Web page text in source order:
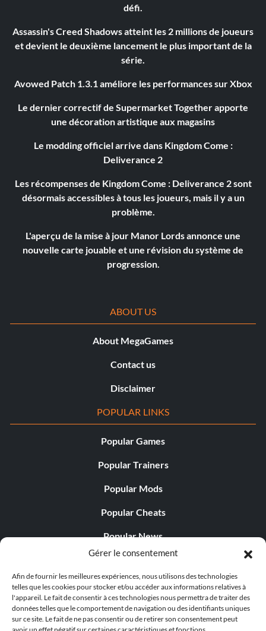
Gérer le consentement
Afin de fournir les meilleures expériences, nous utilisons des technologies
telles que les cookies pour stocker et/ou accéder aux informations relatives à
l'appareil. Le fait de consentir à ces technologies nous permettra de traiter des
données telles que le comportement de navigation ou des identifiants uniques
sur ce site. Le fait de ne pas consentir ou de retirer son consentement peut
défi.
Assassin's Creed Shadows atteint les 2 millions de joueurs
et devient le deuxième lancement le plus important de la
série.
Avowed Patch 1.3.1 améliore les performances sur Xbox
Le dernier correctif de Supermarket Together apporte
une décoration artistique aux magasins
Le modding officiel arrive dans Kingdom Come :
Deliverance 2
Les récompenses de Kingdom Come : Deliverance 2 sont
désormais accessibles à tous les joueurs, mais il y a un
problème.
L'aperçu de la mise à jour Manor Lords annonce une
nouvelle carte jouable et une révision du système de
progression.
ABOUT US
About MegaGames
Contact us
Disclaimer
POPULAR LINKS
Popular Games
Popular Trainers
Popular Mods
Popular Cheats
Popular News
Popular Editorials
Popular Free Games
LATEST UPDATES